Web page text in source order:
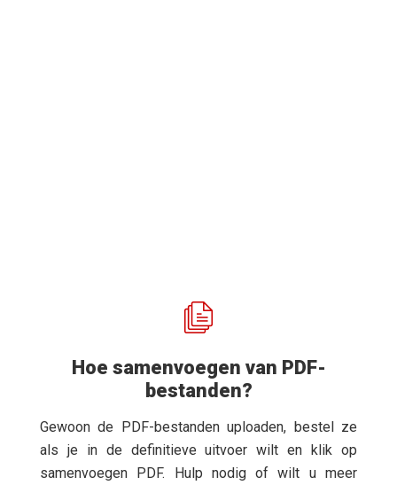
Hoe samenvoegen van PDF-
bestanden?
Gewoon de PDF-bestanden uploaden, bestel ze
als je in de definitieve uitvoer wilt en klik op
samenvoegen PDF. Hulp nodig of wilt u meer